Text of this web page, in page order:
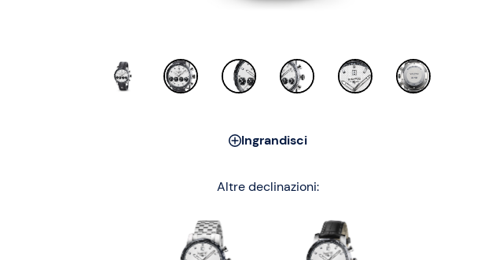
Ingrandisci
Altre declinazioni: